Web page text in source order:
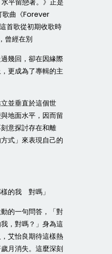
平留戀著。》正是
歌曲《Forever
首歌從初期收歌時
曾經在別
幾回，卻在因緣際
更成為了專輯的主
並垂直於這個世
地面水平，因而留
意探討存在和離
式」來表現自己的
的我 對嗎」
的一句問答，「對
，對嗎？」身為這
艾怡良期待這樣熱
月消失。這麼深刻